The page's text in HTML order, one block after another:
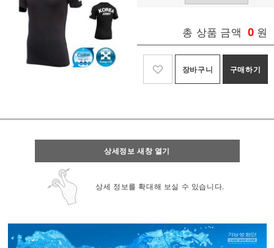
총 상품 금액 0 원
장바구니 구매하기
상세정보 새창 열기
상세 정보를 확대해 보실 수 있습니다.